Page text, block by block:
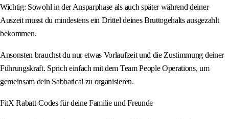
Wichtig: Sowohl in der Ansparphase als auch später während deiner
Auszeit musst du mindestens ein Drittel deines Bruttogehalts ausgezahlt
bekommen.
Ansonsten brauchst du nur etwas Vorlaufzeit und die Zustimmung deiner
Führungskraft. Sprich einfach mit dem Team People Operations, um
gemeinsam dein Sabbatical zu organisieren.
FitX Rabatt-Codes für deine Familie und Freunde